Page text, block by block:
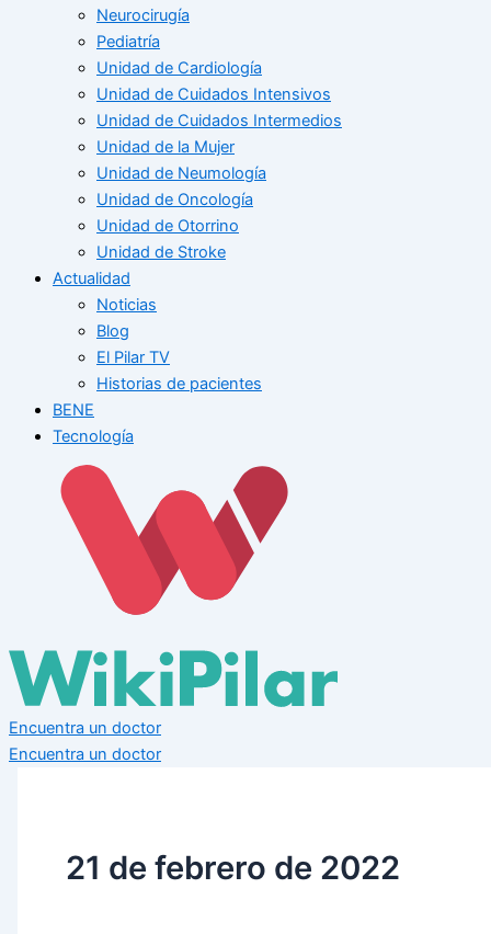
Neurocirugía
Pediatría
Unidad de Cardiología
Unidad de Cuidados Intensivos
Unidad de Cuidados Intermedios
Unidad de la Mujer
Unidad de Neumología
Unidad de Oncología
Unidad de Otorrino
Unidad de Stroke
Actualidad
Noticias
Blog
El Pilar TV
Historias de pacientes
BENE
Tecnología
Encuentra un doctor
Encuentra un doctor
21 de febrero de 2022